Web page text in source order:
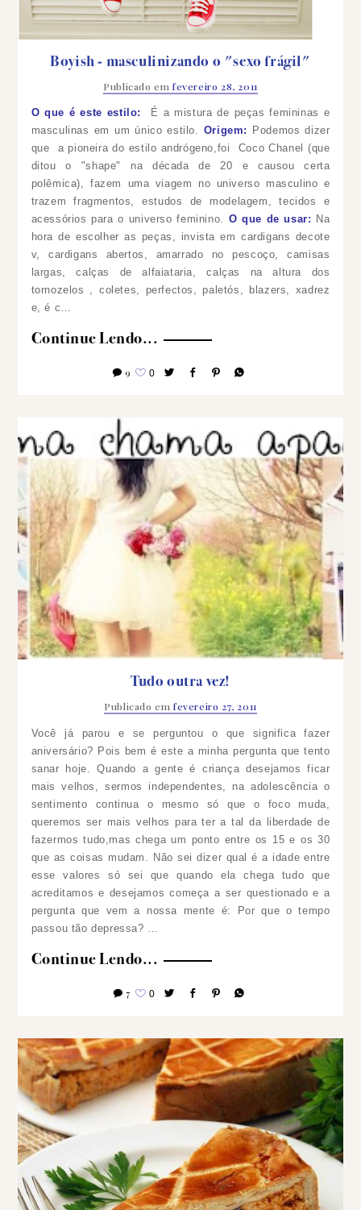
Boyish - masculinizando o "sexo frágil"
Publicado em fevereiro 28, 2011
O que é este estilo:
É a mistura de peças femininas e
masculinas em um único estilo. Origem:
Podemos dizer
que a pioneira do estilo andrógeno,foi Coco Chanel (que
ditou o "shape" na década de 20 e causou certa
polêmica), fazem uma viagem no universo masculino e
trazem fragmentos, estudos de modelagem, tecidos e
acessórios para o universo feminino. O que de usar: Na
hora de escolher as peças, invista em cardigans decote
v, cardigans abertos, amarrado no pescoço, camisas
largas, calças de alfaiataria, calças na altura dos
tornozelos , coletes, perfectos, paletós, blazers, xadrez
e, é c…
Continue Lendo...
9 0
Tudo outra vez!
Publicado em fevereiro 27, 2011
Você já parou e se perguntou o que significa fazer
aniversário? Pois bem é este a minha pergunta que tento
sanar hoje. Quando a gente é criança desejamos ficar
mais velhos, sermos independentes, na adolescência o
sentimento continua o mesmo só que o foco muda,
queremos ser mais velhos para ter a tal da liberdade de
fazermos tudo,mas chega um ponto entre os 15 e os 30
que as coisas mudam. Não sei dizer qual é a idade entre
esse valores só sei que quando ela chega tudo que
acreditamos e desejamos começa a ser questionado e a
pergunta que vem a nossa mente é: Por que o tempo
passou tão depressa? …
Continue Lendo...
7 0